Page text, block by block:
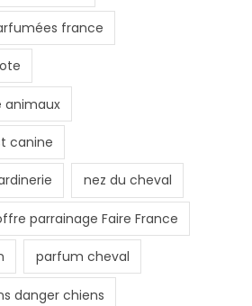
france
animaux
canine
nez du cheval
parrainage Faire France
parfum cheval
danger chiens